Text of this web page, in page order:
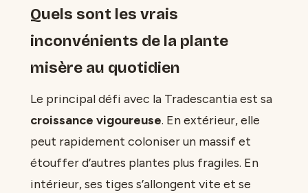
Quels sont les vrais
inconvénients de la plante
misère au quotidien
Le principal défi avec la Tradescantia est sa
croissance vigoureuse. En extérieur, elle
peut rapidement coloniser un massif et
étouffer d’autres plantes plus fragiles. En
intérieur, ses tiges s’allongent vite et se